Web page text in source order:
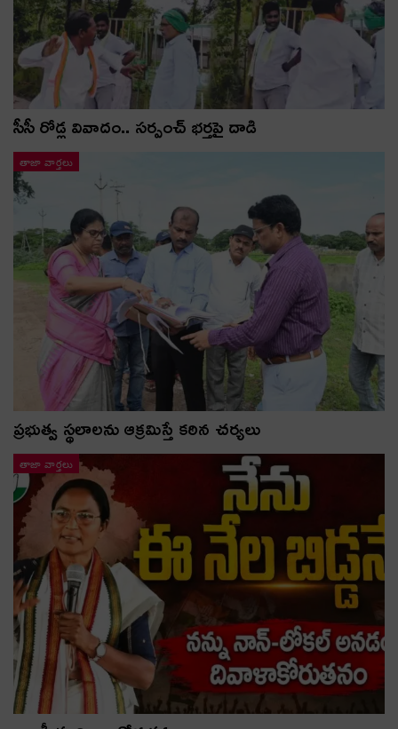
సీసీ రోడ్ల వివాదం.. స‌ర్పంచ్ భ‌ర్త‌పై దాడి
తాజా వార్తలు
ప్రభుత్వ స్థలాలను ఆక్రమిస్తే కఠిన చర్యలు
తాజా వార్తలు